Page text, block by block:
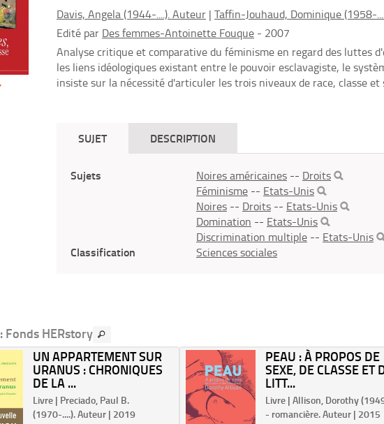
Davis, Angela (1944-....). Auteur | Taffin-Jouhaud, Dominique (1958-
Edité par Des femmes-Antoinette Fouque - 2007
Analyse critique et comparative du féminisme en regard des luttes
les liens idéologiques existant entre le pouvoir esclavagiste, le
insiste sur la nécessité d'articuler les trois niveaux de race, classe
SUJET DESCRIPTION
Sujets Noires américaines -- Droits
Féminisme -- Etats-Unis
Noires -- Droits -- Etats-Unis
Domination -- Etats-Unis
Discrimination multiple -- Etats-Unis
Classification Sciences sociales
: Fonds HERstory
UN APPARTEMENT SUR
URANUS : CHRONIQUES
DE LA ...
Livre | Preciado, Paul B.
(1970-....). Auteur | 2019
PEAU : À PROPOS DE
SEXE, DE CLASSE ET
LITT...
Livre | Allison, Dorothy
- romancière. Auteur | 2015